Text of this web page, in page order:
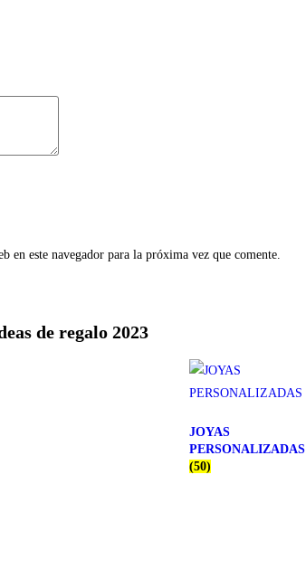
este navegador para la próxima vez que comente.
de regalo 2023
JOYAS
PERSONALIZADAS
(50)